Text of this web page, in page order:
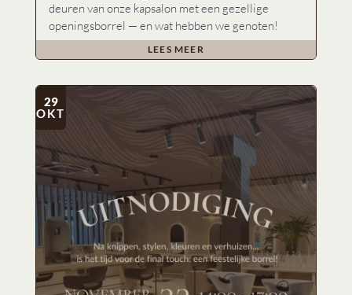
deuren van onze kapsalon met een gezellige
openingsborrel — en wat hebben we genoten!
LEES MEER
29
OKT